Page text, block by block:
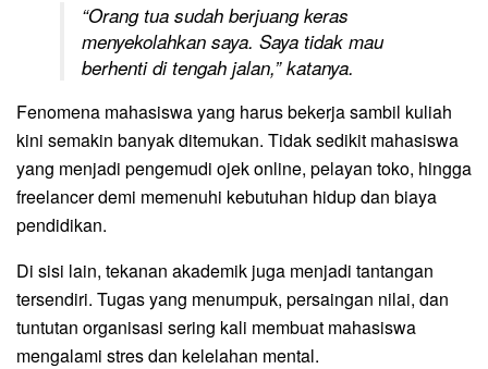
“Orang tua sudah berjuang keras
menyekolahkan saya. Saya tidak mau
berhenti di tengah jalan,” katanya.
Fenomena mahasiswa yang harus bekerja sambil kuliah
kini semakin banyak ditemukan. Tidak sedikit mahasiswa
yang menjadi pengemudi ojek online, pelayan toko, hingga
freelancer demi memenuhi kebutuhan hidup dan biaya
pendidikan.
Di sisi lain, tekanan akademik juga menjadi tantangan
tersendiri. Tugas yang menumpuk, persaingan nilai, dan
tuntutan organisasi sering kali membuat mahasiswa
mengalami stres dan kelelahan mental.